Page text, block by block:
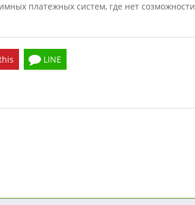
платежных систем, где нет созможности
LINE